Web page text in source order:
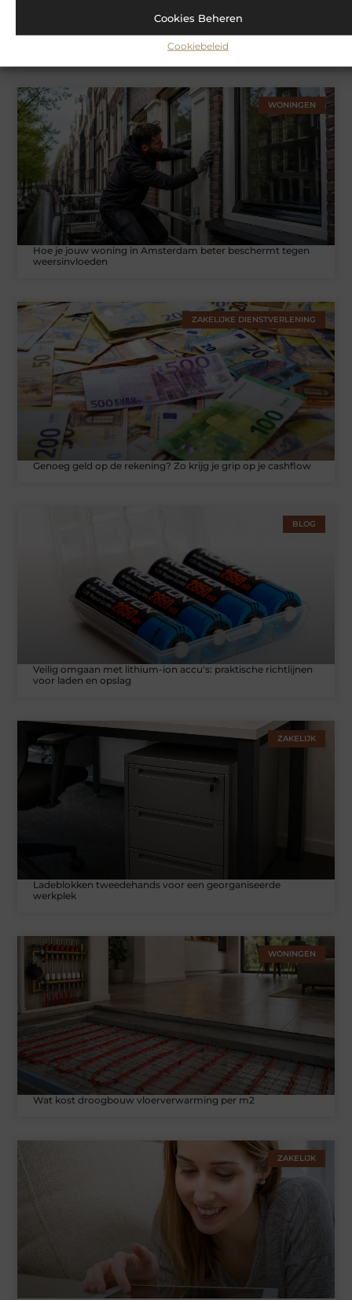
Cookies Beheren
Cookiebeleid
Symbiont360: Innovatieve EMS-training in Utrecht voor een
WONINGEN
Hoe je jouw woning in Amsterdam beter beschermt tegen
weersinvloeden
ZAKELIJKE DIENSTVERLENING
Genoeg geld op de rekening? Zo krijg je grip op je cashflow
BLOG
Veilig omgaan met lithium-ion accu's: praktische richtlijnen
voor laden en opslag
ZAKELIJK
Ladeblokken tweedehands voor een georganiseerde
werkplek
WONINGEN
Wat kost droogbouw vloerverwarming per m2
ZAKELIJK